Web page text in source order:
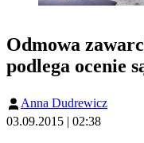
Odmowa
podlega ocenie
Anna Dudrewicz
03.09.2015 | 02:38